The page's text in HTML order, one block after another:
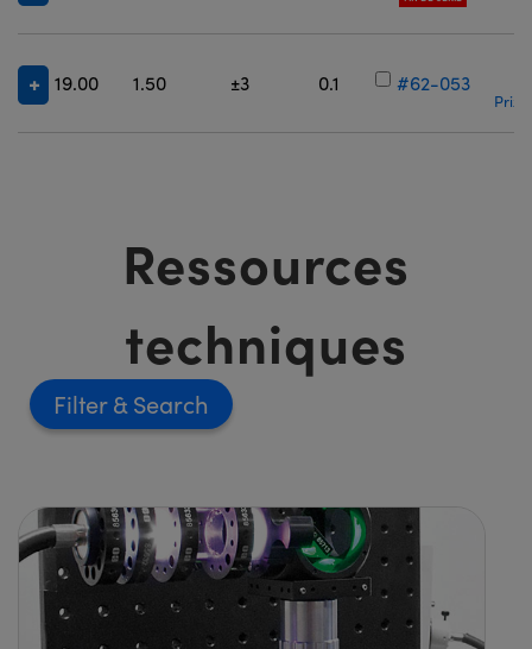
19.00 1.50 ±3 0.1 #62-053
Prix
Ressources
techniques
Filter